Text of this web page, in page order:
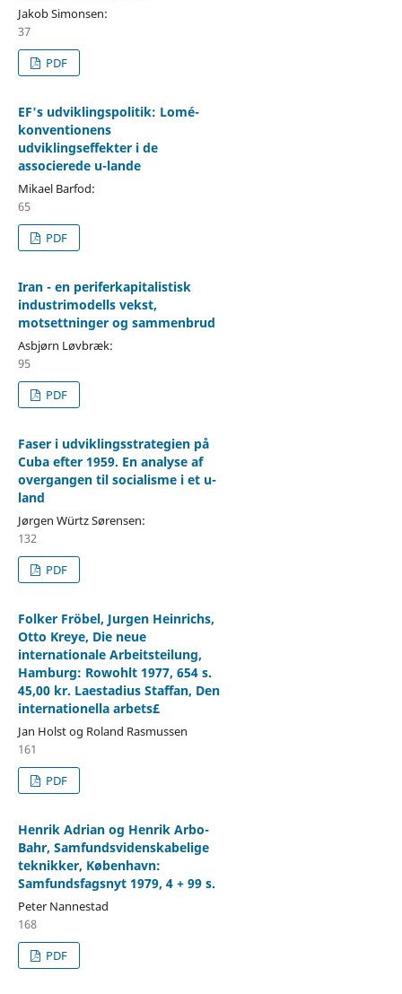
Jakob Simonsen:
37
PDF
EF's udviklingspolitik: Lomé-
konventionens
udviklingseffekter i de
associerede u-lande
Mikael Barfod:
65
PDF
Iran - en periferkapitalistisk
industrimodells vekst,
motsettninger og sammenbrud
Asbjørn Løvbræk:
95
PDF
Faser i udviklingsstrategien på
Cuba efter 1959. En analyse af
overgangen til socialisme i et u-
land
Jørgen Würtz Sørensen:
132
PDF
Folker Fröbel, Jurgen Heinrichs,
Otto Kreye, Die neue
internationale Arbeitsteilung,
Hamburg: Rowohlt 1977, 654 s.
45,00 kr. Laestadius Staffan, Den
internationella arbets£
Jan Holst og Roland Rasmussen
161
PDF
Henrik Adrian og Henrik Arbo-
Bahr, Samfundsvidenskabelige
teknikker, København:
Samfundsfagsnyt 1979, 4 + 99 s.
Peter Nannestad
168
PDF